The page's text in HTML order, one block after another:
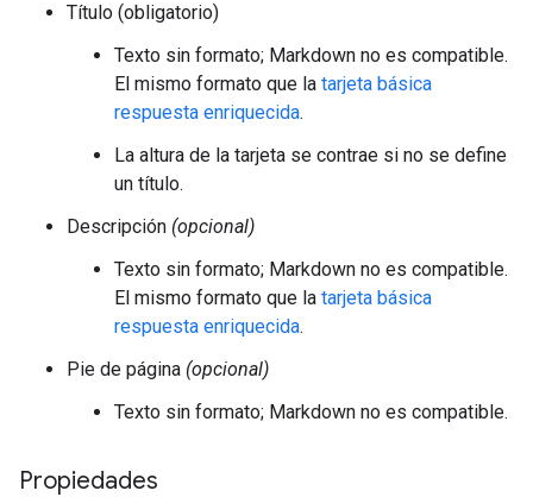
Título (obligatorio)
Texto sin formato; Markdown no es compatible.
El mismo formato que la tarjeta básica
respuesta enriquecida.
La altura de la tarjeta se contrae si no se define
un título.
Descripción (opcional)
Texto sin formato; Markdown no es compatible.
El mismo formato que la tarjeta básica
respuesta enriquecida.
Pie de página (opcional)
Texto sin formato; Markdown no es compatible.
Propiedades